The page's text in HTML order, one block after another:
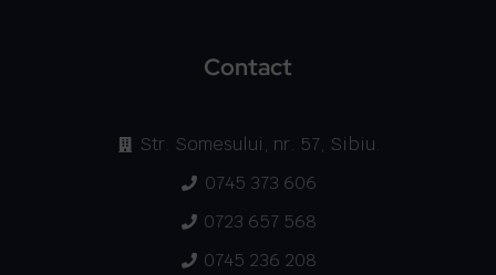
Contact
Str. Somesului, nr. 57, Sibiu.
0745 373 606
0723 657 568
0745 236 208